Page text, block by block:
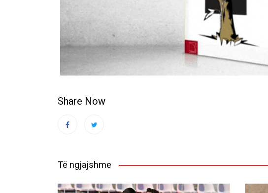
Share Now
Të ngjajshme